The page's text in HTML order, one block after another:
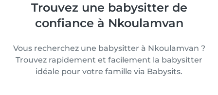
Trouvez une babysitter de
confiance à Nkoulamvan
Vous recherchez une babysitter à Nkoulamvan ?
Trouvez rapidement et facilement la babysitter
idéale pour votre famille via Babysits.